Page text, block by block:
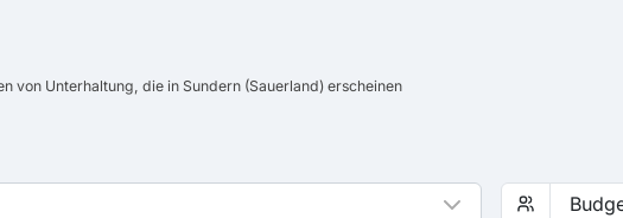
von Unterhaltung, die in Sundern (Sauerland) erscheinen